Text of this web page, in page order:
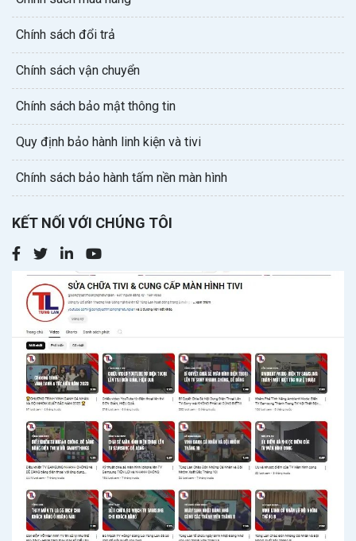
Chính sách đổi trả
Chính sách vận chuyển
Chính sách bảo mật thông tin
Quy định bảo hành linh kiện và tivi
Chính sách bảo hành tấm nền màn hình
KẾT NỐI VỚI CHÚNG TÔI